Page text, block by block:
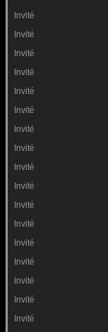
Invité
Invité
Invité
Invité
Invité
Invité
Invité
Invité
Invité
Invité
Invité
Invité
Invité
Invité
Invité
Invité
Invité